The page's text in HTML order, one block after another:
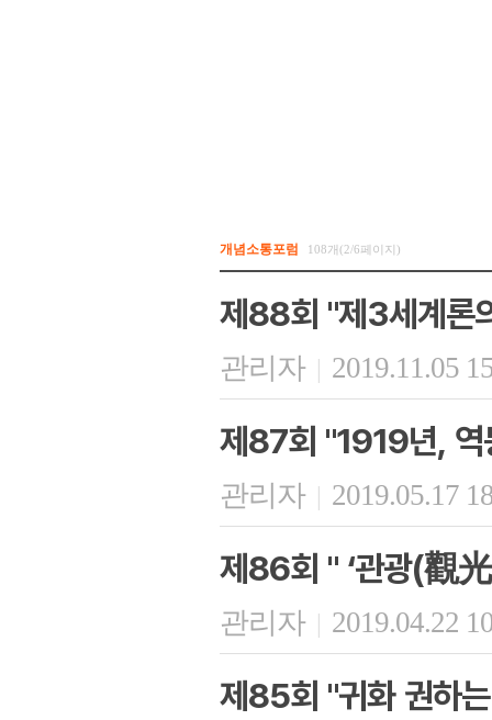
개념소통포럼 108개(2/6페이지)
제88회 "제3세계론
관리자 | 2019.11.05
제87회 "1919년, 역
관리자 | 2019.05.17
제86회 " ‘관광(觀
관리자 | 2019.04.22
제85회 "귀화 권하